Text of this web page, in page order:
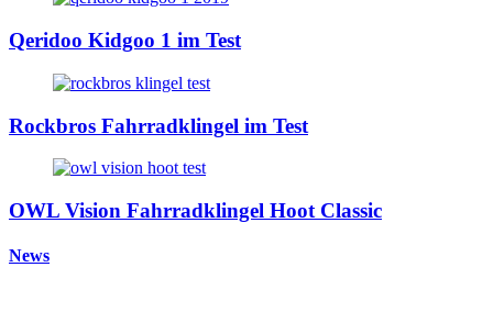
Qeridoo Kidgoo 1 im Test
Rockbros Fahrradklingel im Test
OWL Vision Fahrradklingel Hoot Classic
News